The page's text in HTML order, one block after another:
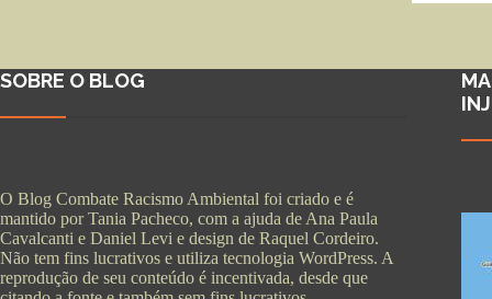
SOBRE O BLOG
O Blog Combate Racismo Ambiental foi criado e é
mantido por Tania Pacheco, com a ajuda de Ana Paula
Cavalcanti e Daniel Levi e design de Raquel Cordeiro.
Não tem fins lucrativos e utiliza tecnologia WordPress. A
reprodução de seu conteúdo é incentivada, desde que